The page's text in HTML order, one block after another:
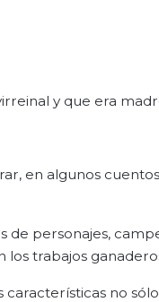
y que era
en algunos
personajes,
los trabajos
no sólo